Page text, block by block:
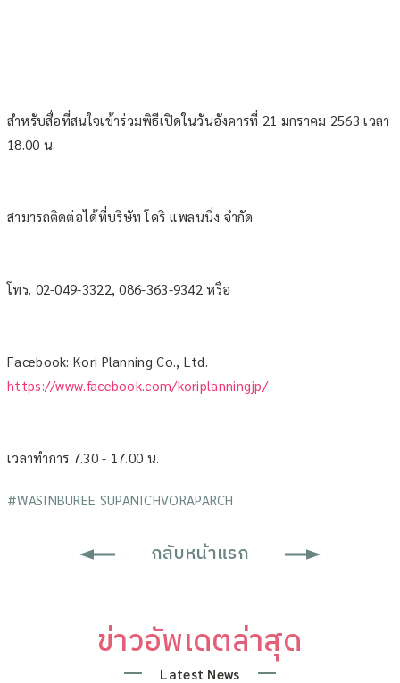
สำหรับสื่อที่สนใจเข้าร่วมพิธีเปิดในวันอังคารที่ 21 มกราคม 2563 เวลา
18.00 น.
สามารถติดต่อได้ที่บริษัท โคริ แพลนนิ่ง จำกัด
โทร. 02-049-3322, 086-363-9342 หรือ
Facebook: Kori Planning Co., Ltd.
https://www.facebook.com/koriplanningjp/
เวลาทำการ 7.30 - 17.00 น.
#WASINBUREE SUPANICHVORAPARCH
กลับหน้าแรก
ข่าวอัพเดตล่าสุด
Latest News